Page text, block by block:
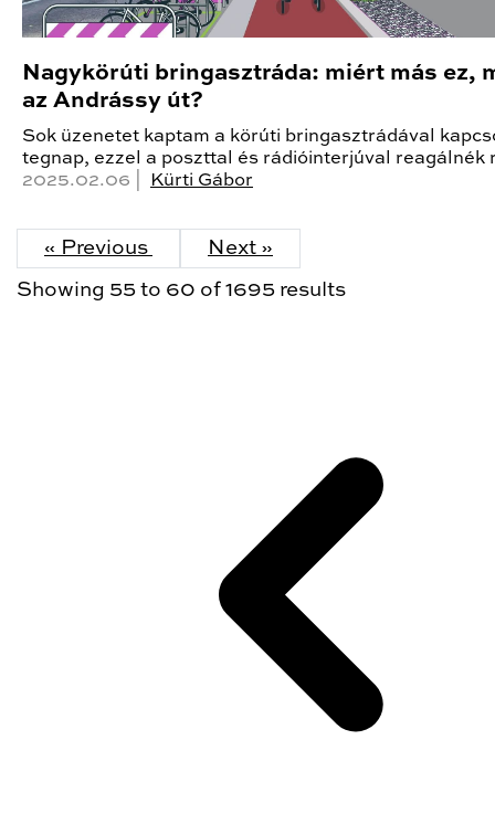
Nagykörúti bringasztráda: miért más ez,
az Andrássy út?
Sok üzenetet kaptam a körúti bringasztrádával
tegnap, ezzel a poszttal és rádióinterjúval reagálnék
2025.02.06 |
Kürti Gábor
« Previous Next »
Showing 55 to 60 of 1695 results